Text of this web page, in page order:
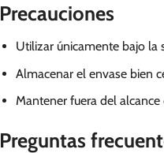
Precauciones
Utilizar únicamente bajo la
Almacenar el envase bien
Mantener fuera del
Preguntas